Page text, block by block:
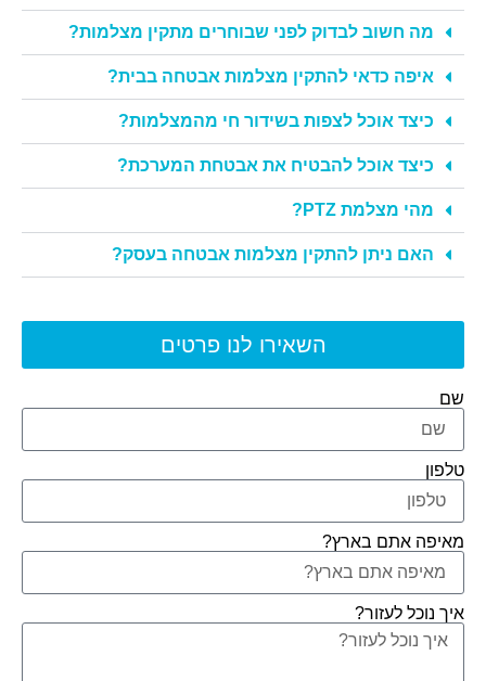
מה חשוב לבדוק לפני שבוחרים מתקין מצלמות?
איפה כדאי להתקין מצלמות אבטחה בבית?
כיצד אוכל לצפות בשידור חי מהמצלמות?
כיצד אוכל להבטיח את אבטחת המערכת?
מהי מצלמת PTZ?
האם ניתן להתקין מצלמות אבטחה בעסק?
השאירו לנו פרטים
שם
טלפון
מאיפה אתם בארץ?
איך נוכל לעזור?